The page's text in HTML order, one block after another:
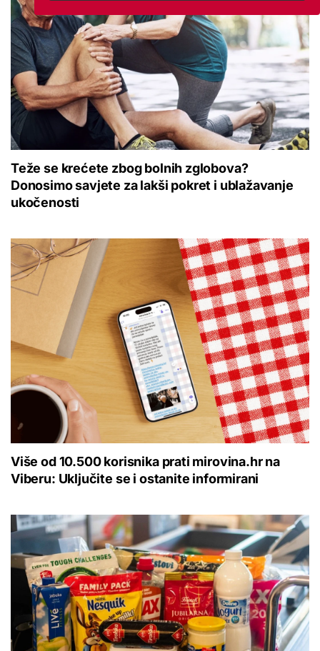
Teže se krećete zbog bolnih zglobova?
Donosimo savjete za lakši pokret i ublažavanje
ukočenosti
Više od 10.500 korisnika prati mirovina.hr na
Viberu: Uključite se i ostanite informirani